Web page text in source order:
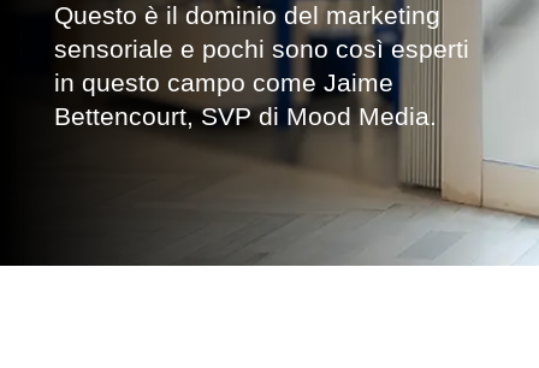
Questo è il dominio del marketing
sensoriale e pochi sono così esperti
in questo campo come Jaime
Bettencourt, SVP di Mood Media.